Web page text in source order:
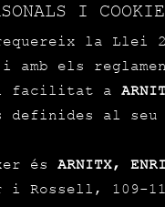
I
la Llei
i amb els
facilitat a
al seu
és ARNITX,
Rossell, 109-